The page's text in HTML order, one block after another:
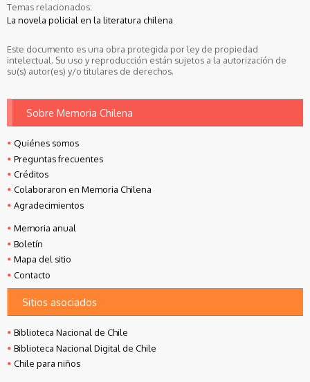
Temas relacionados:
La novela policial en la literatura chilena
Este documento es una obra protegida por ley de propiedad
intelectual. Su uso y reproducción están sujetos a la autorización de
su(s) autor(es) y/o titulares de derechos.
Sobre Memoria Chilena
Quiénes somos
Preguntas frecuentes
Créditos
Colaboraron en Memoria Chilena
Agradecimientos
Memoria anual
Boletín
Mapa del sitio
Contacto
Sitios asociados
Biblioteca Nacional de Chile
Biblioteca Nacional Digital de Chile
Chile para niños